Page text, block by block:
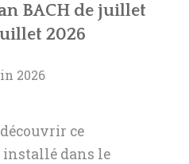
BACH de juillet
2026
2026
ce
dans le